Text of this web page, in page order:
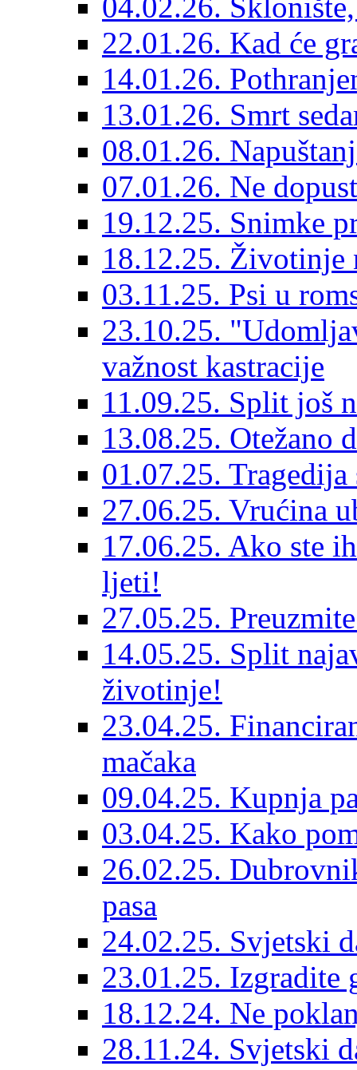
22.01.26. Kad će
14.01.26.
13.01.26. Smrt
08.01.26.
07.01.26. Ne
19.12.25. Snimke
18.12.25. Životinje
03.11.25. Psi u
23.10.25.
važnost kastracije
11.09.25. Split još
13.08.25. Otežano
01.07.25.
27.06.25. Vrućina
17.06.25. Ako ste
ljeti!
27.05.25.
14.05.25. Split
životinje!
23.04.25.
mačaka
09.04.25. Kupnja
03.04.25. Kako
26.02.25.
pasa
24.02.25. Svjetski
23.01.25. Izgradite
18.12.24. Ne
28.11.24. Svjetski